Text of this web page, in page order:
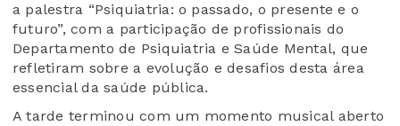
a palestra “Psiquiatria: o passado, o presente e o
futuro”, com a participação de profissionais do
Departamento de Psiquiatria e Saúde Mental, que
refletiram sobre a evolução e desafios desta área
essencial da saúde pública.
A tarde terminou com um momento musical aberto